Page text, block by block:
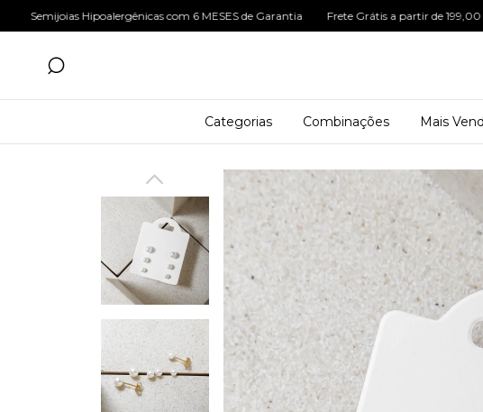
Categorias Combinações Mais
Hipoalergênicas com 6 MESES de Garantia Frete Grátis a partir de 199,00 para